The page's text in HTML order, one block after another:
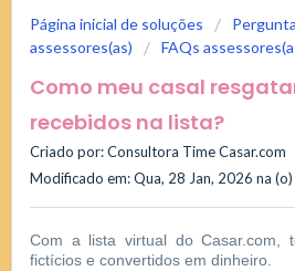
Página inicial de soluções
assessores(as)
FAQs
Como meu casal
recebidos na lista?
Criado por: Consultora Time Casar.com
Modificado em: Qua, 28 Jan, 2026 na
Com a lista virtual do Casar.com,
fictícios e convertidos em dinheiro.